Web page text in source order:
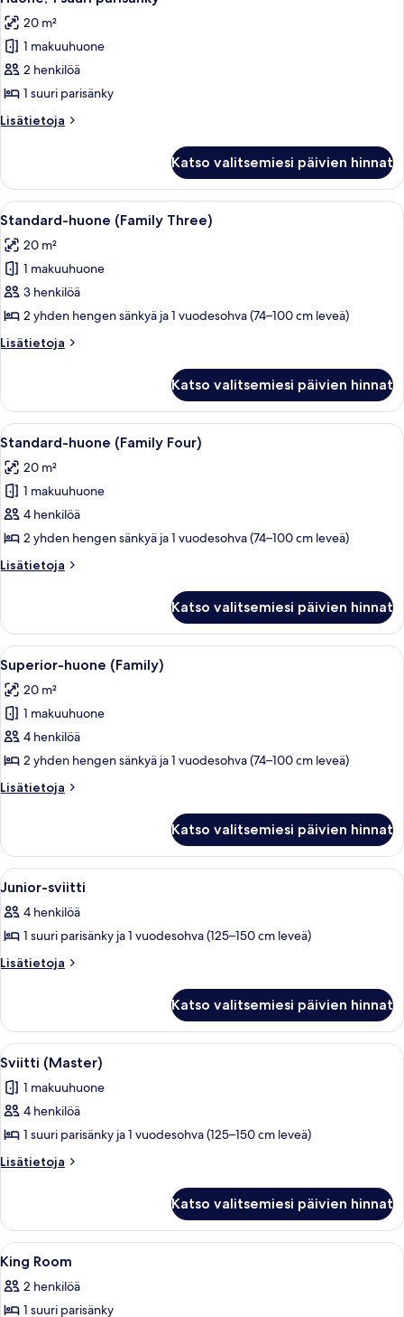
kaikki
huonetyypin
Huone,
1
suuri
parisänky
kuvat
20 m²
1 makuuhuone
2 henkilöä
1 suuri parisänky
Lisätietoja
Lisätietoja
suuri
parisänky
Katso valitsemiesi päivien hinnat
Avaa
kaikki
huonetyypin
Standard-
huone
(Family
Three)
kuvat
Hotellihuone, jossa on sänky, sohva,
5
Standard-huone (Family Three)
20 m²
1 makuuhuone
3 henkilöä
2 yhden hengen sänkyä ja 1 vuodesohva (74–100 cm leveä)
Lisätietoja
Lisätietoja
(Family
Three)
Katso valitsemiesi päivien hinnat
Avaa
kaikki
huonetyypin
Standard-
huone
(Family
Four)
kuvat
Moderni hotellihuone, jossa on
5
Standard-huone (Family Four)
20 m²
1 makuuhuone
4 henkilöä
2 yhden hengen sänkyä ja 1 vuodesohva (74–100 cm leveä)
Lisätietoja
Lisätietoja
(Family
Four)
Katso valitsemiesi päivien hinnat
Avaa
kaikki
huonetyypin
Superior-
huone
(Family)
kuvat
Moderni hotellihuone, jossa on
6
Superior-huone (Family)
20 m²
1 makuuhuone
4 henkilöä
2 yhden hengen sänkyä ja 1 vuodesohva (74–100 cm leveä)
Lisätietoja
Lisätietoja
(Family)
Katso valitsemiesi päivien hinnat
Avaa
kaikki
huonetyypin
Junior-
sviitti
Hotellihuone, jossa on sänky, kaksi
5
Junior-sviitti
4 henkilöä
1 suuri parisänky ja 1 vuodesohva (125–150 cm leveä)
Lisätietoja
Lisätietoja
Katso valitsemiesi päivien hinnat
Avaa
kaikki
huonetyypin
Sviitti
(Master)
kuvat
Sviitti (Master) | Minibaari,
5
Sviitti (Master)
1 makuuhuone
4 henkilöä
1 suuri parisänky ja 1 vuodesohva (125–150 cm leveä)
Lisätietoja
Lisätietoja
Katso valitsemiesi päivien hinnat
Avaa
kaikki
huonetyypin
Minibaari, tallelokero huoneessa,
4
King Room
2 henkilöä
1 suuri parisänky